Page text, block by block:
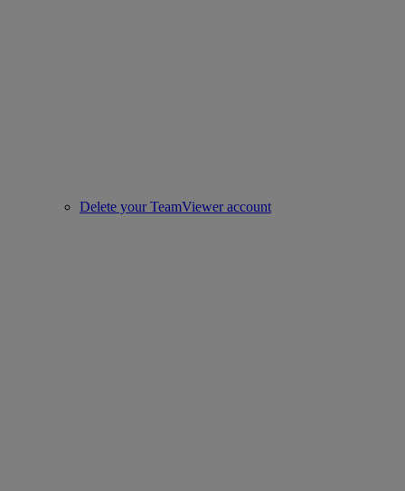
Delete your TeamViewer account